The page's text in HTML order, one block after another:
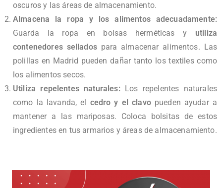
oscuros y las áreas de almacenamiento.
Almacena la ropa y los alimentos adecuadamente:
Guarda la ropa en bolsas herméticas y utiliza
contenedores selladospara almacenar alimentos. Las
polillas en Madrid pueden dañar tanto los textiles como
los alimentos secos.
Utiliza repelentes naturales:Los repelentes naturales
como la lavanda, el cedro y el clavopueden ayudar a
mantener a las mariposas. Coloca bolsitas de estos
ingredientes en tus armarios y áreas de almacenamiento.